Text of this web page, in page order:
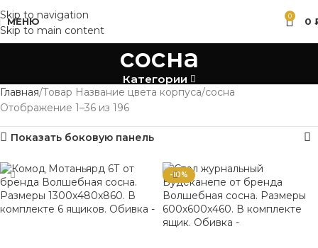
Skip to navigation
Skip to main content
МЕНЮ 0 0
сосна
Категории
Главная Товар Название цвета корпуса сосна
Отображение 1–36 из 196
Показать боковую панель
-10%